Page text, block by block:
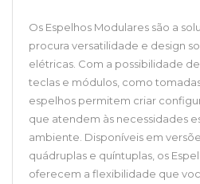
Os Espelhos Modulares são a
procura versatilidade e design
elétricas. Com a possibilidade
teclas e módulos, como
espelhos permitem criar
que atendem às necessidades
ambiente. Disponíveis em
quádruplas e quíntuplas, os
oferecem a flexibilidade que